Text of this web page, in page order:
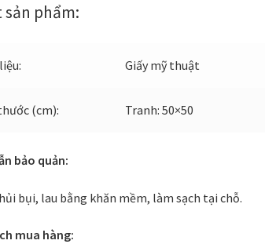
sản phẩm:
Giấy mỹ thuật
(cm): Tranh: 50×50
bảo quản:
bụi, lau bằng khăn mềm, làm sạch tại chỗ.
mua hàng: